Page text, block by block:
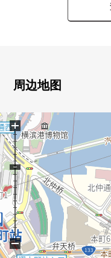
・敷设在客餐厅，热
・浴室换气干燥机的
・横滨高速铁道港未
▼Mansion的特徴
・1174户总户数的大
・58层的Tower
・入口休息室
・贵宾室(Suite/25楼、
・研究房·Fitness
・View休息室(25楼)
・Sky Terrace·Harbor
・供EV充电使用的平
周边地图
+
−